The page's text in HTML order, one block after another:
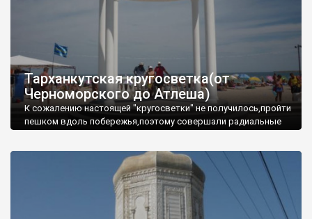
Тарханкутская кругосветка(от
Черноморского до Атлеша)
К сожалению настоящей "кругосветки" не получилось,пройти
пешком вдоль побережья,поэтому совершали радиальные